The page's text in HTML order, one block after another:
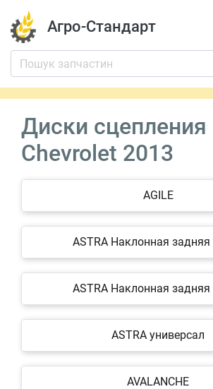
Агро-Стандарт
Диски сцепления
Chevrolet 2013
AGILE
ASTRA Наклонная задняя
ASTRA Наклонная задняя
ASTRA универсал
AVALANCHE